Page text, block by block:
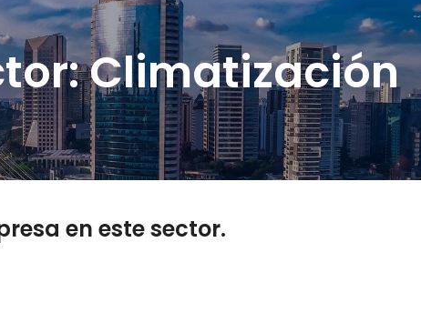
Climatización
en este sector.